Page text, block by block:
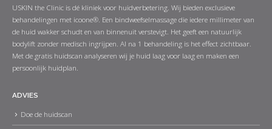
USKIN the Clinic is dé kliniek voor huidverbetering. Wij bieden exclusieve
behandelingen met icoone®. Een bindweefselmassage die iedere millimeter van
de huid wakker schudt en van binnenuit verstevigt. Het geeft een natuurlijk
bodylift zonder medisch ingrijpen. Al na 1 behandeling is het effect zichtbaar.
Met de gratis huidscan analyseren wij je huid laag voor laag en maken een
persoonlijk huidplan.
ADVIES
Doe de huidscan